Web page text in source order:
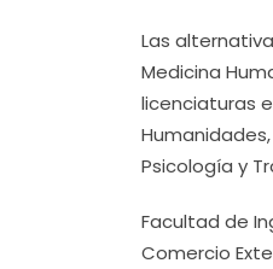
Las
Medicina
licenciaturas
Psicología y
Facultad de
Comercio